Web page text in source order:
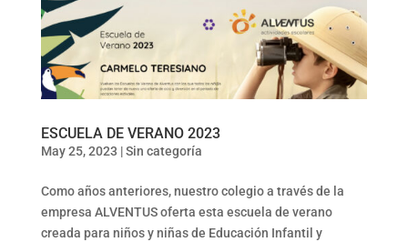
ESCUELA DE VERANO 2023
May 25, 2023 |Sin categoría
Como años anteriores, nuestro colegio a través de la
empresa ALVENTUS oferta esta escuela de verano
creada para niños y niñas de Educación Infantil y